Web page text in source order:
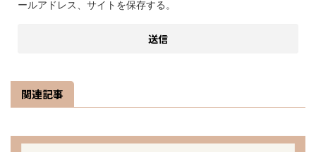
ールアドレス、サイトを保存する。
関連記事